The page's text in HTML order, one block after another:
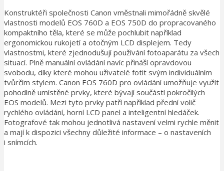
Konstruktéři společnosti Canon vměstnali mimořádně skvělé
vlastnosti modelů EOS 760D a EOS 750D do propracovaného
kompaktního těla, které se může pochlubit například
ergonomickou rukojetí a otočným LCD displejem. Tedy
vlastnostmi, které zjednodušují používání fotoaparátu za všech
situací. Plně manuální ovládání navíc přináší opravdovou
svobodu, díky které mohou uživatelé fotit svým individuálním
tvůrčím stylem. Canon EOS 760D pro ovládání umožňuje využít
pohodlně umístěné prvky, které bývají součástí pokročilých
EOS modelů. Mezi tyto prvky patří například přední volič
rychlého ovládání, horní LCD panel a inteligentní hledáček.
Fotografové tak mohou jednotlivá nastavení velmi rychle měnit
a mají k dispozici všechny důležité informace – o nastaveních
i snímcích.